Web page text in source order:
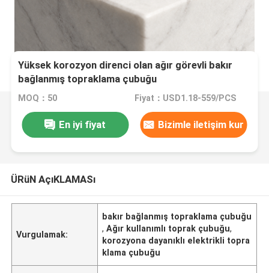
Yüksek korozyon direnci olan ağır görevli bakır
bağlanmış topraklama çubuğu
MOQ：50 Fiyat：USD1.18-559/PCS
En iyi fiyat Bizimle iletişim kur
ÜRüN AçıKLAMASı
Vurgulamak:
bakır bağlanmış topraklama çubuğu
,Ağır kullanımlı toprak çubuğu,
korozyona dayanıklı elektrikli topra
klama çubuğu